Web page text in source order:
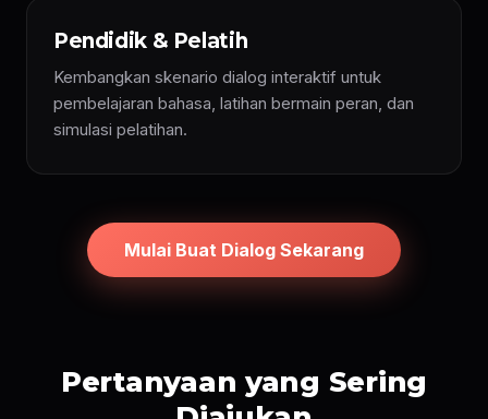
Pendidik & Pelatih
Kembangkan skenario dialog interaktif untuk
pembelajaran bahasa, latihan bermain peran, dan
simulasi pelatihan.
Mulai Buat Dialog Sekarang
Pertanyaan yang Sering